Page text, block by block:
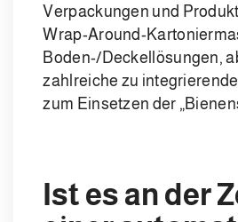
Verpackungen und
Wrap-Around-
Boden-/Deckellösungen,
zahlreiche zu
zum Einsetzen der
Ist es an der